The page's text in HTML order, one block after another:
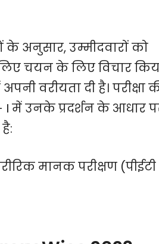
के अनुसार, उम्मीदवारों को
चयन के लिए विचार
वरीयता दी है। परीक्षा
I में उनके प्रदर्शन के आधार
मानक परीक्षण